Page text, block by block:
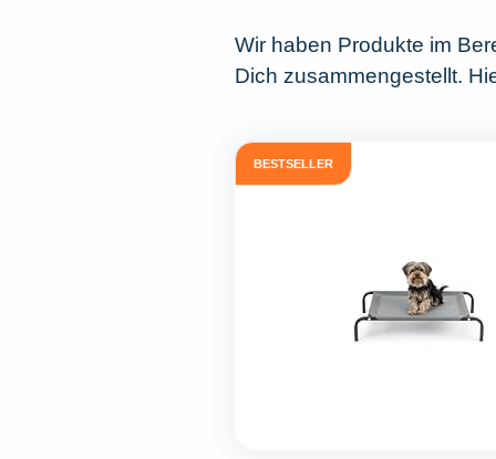
Wir haben Produkte im
Dich zusammengestellt.
BESTSELLER